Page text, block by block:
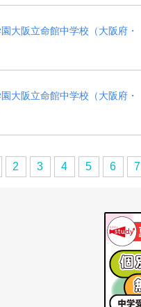
大阪立命館中学校（大阪府・
大阪立命館中学校（大阪府・
2 3 4 5 6 7